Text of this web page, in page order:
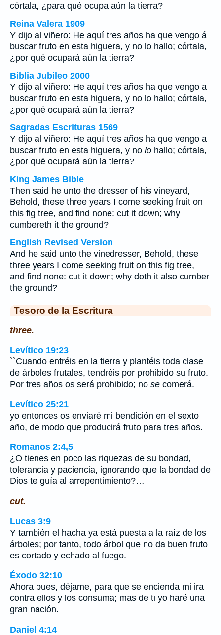
córtala, ¿para qué ocupa aún la tierra?
Reina Valera 1909
Y dijo al viñero: He aquí tres años ha que vengo á
buscar fruto en esta higuera, y no lo hallo; córtala,
¿por qué ocupará aún la tierra?
Biblia Jubileo 2000
Y dijo al viñero: He aquí tres años ha que vengo a
buscar fruto en esta higuera, y no lo hallo; córtala,
¿por qué ocupará aún la tierra?
Sagradas Escrituras 1569
Y dijo al viñero: He aquí tres años ha que vengo a
buscar fruto en esta higuera, y no lo hallo; córtala,
¿por qué ocupará aún la tierra?
King James Bible
Then said he unto the dresser of his vineyard,
Behold, these three years I come seeking fruit on
this fig tree, and find none: cut it down; why
cumbereth it the ground?
English Revised Version
And he said unto the vinedresser, Behold, these
three years I come seeking fruit on this fig tree,
and find none: cut it down; why doth it also cumber
the ground?
Tesoro de la Escritura
three.
Levítico 19:23
``Cuando entréis en la tierra y plantéis toda clase
de árboles frutales, tendréis por prohibido su fruto.
Por tres años os será prohibido; no se comerá.
Levítico 25:21
yo entonces os enviaré mi bendición en el sexto
año, de modo que producirá fruto para tres años.
Romanos 2:4,5
¿O tienes en poco las riquezas de su bondad,
tolerancia y paciencia, ignorando que la bondad de
Dios te guía al arrepentimiento?…
cut.
Lucas 3:9
Y también el hacha ya está puesta a la raíz de los
árboles; por tanto, todo árbol que no da buen fruto
es cortado y echado al fuego.
Éxodo 32:10
Ahora pues, déjame, para que se encienda mi ira
contra ellos y los consuma; mas de ti yo haré una
gran nación.
Daniel 4:14